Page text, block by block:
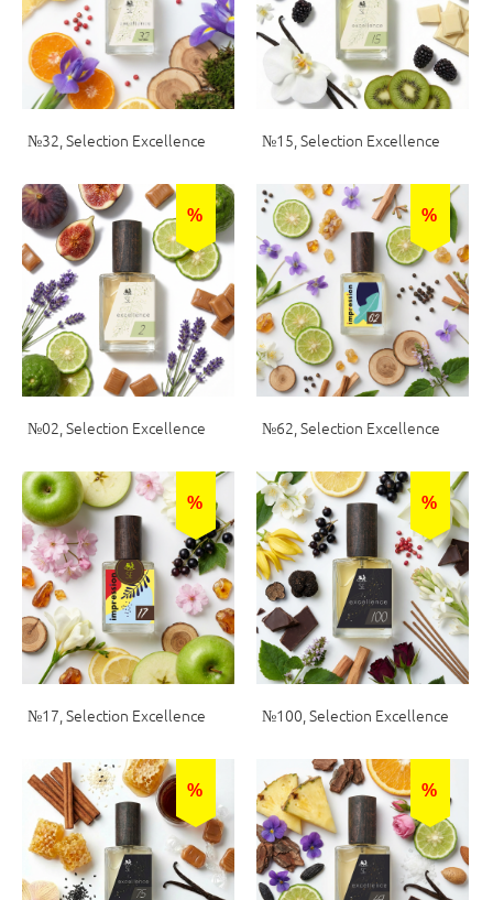
№32, Selection Excellence №15, Selection Excellence
%
№02, Selection Excellence
%
№62, Selection Excellence
%
№17, Selection Excellence
%
№100, Selection Excellence
% %